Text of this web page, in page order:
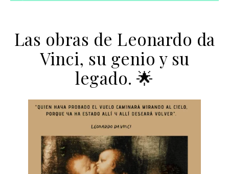
Las obras de Leonardo da
Vinci, su genio y su
legado. 🌟